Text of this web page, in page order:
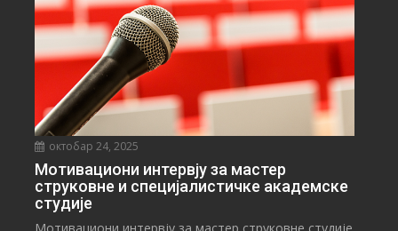
октобар 24, 2025
Мотивациони интервју за мастер
струковне и специјалистичке академске
студије
Мотивациони интервју за мастер струковне студије